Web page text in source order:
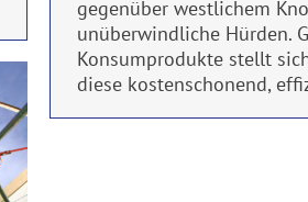
gegenüber westlichem
unüberwindliche Hürden.
Konsumprodukte stellt
diese kostenschonend,